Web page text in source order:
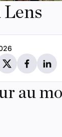
Lens
par e-mail
sur X
Partager
au